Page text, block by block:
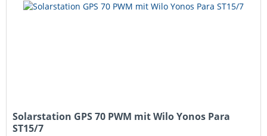
Solarstation GPS 70 PWM mit Wilo Yonos Para
ST15/7